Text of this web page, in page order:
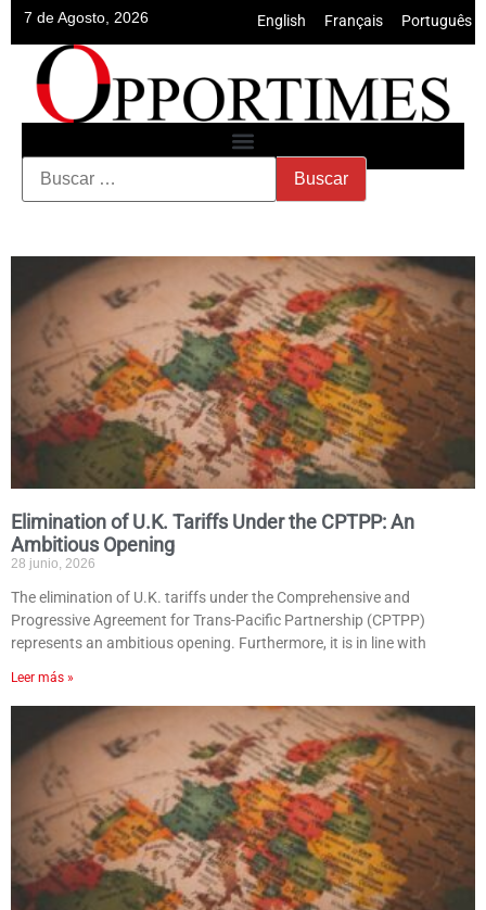
7 de Agosto, 2026 English Français Português
Elimination of U.K. Tariffs Under the CPTPP: An
Ambitious Opening
28 junio, 2026
The elimination of U.K. tariffs under the Comprehensive and
Progressive Agreement for Trans-Pacific Partnership (CPTPP)
represents an ambitious opening. Furthermore, it is in line with
Leer más »